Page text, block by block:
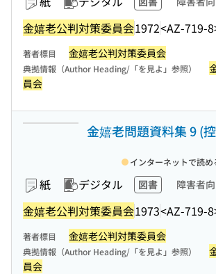
金嬉老公判対策委員会1972<AZ-719-
著者標目 金嬉老公判対策委員会
典拠情報（Author Heading/「を見よ」参照）
員会
金嬉老問題資料集 9 (
紙 デジタル 図書 障害者
金嬉老公判対策委員会1973<AZ-719-
インターネットで読め
著者標目 金嬉老公判対策委員会
典拠情報（Author Heading/「を見よ」参照）
員会